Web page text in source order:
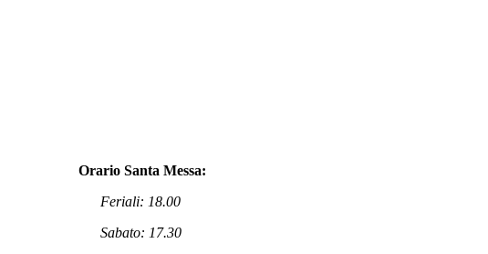
Orario Santa Messa:
Feriali: 18.00
Sabato: 17.30